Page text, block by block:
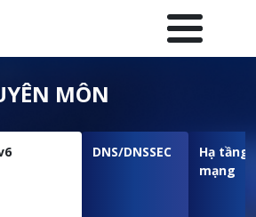
của website
MÔN
DNS/DNSSEC
Hạ tầng
mạng